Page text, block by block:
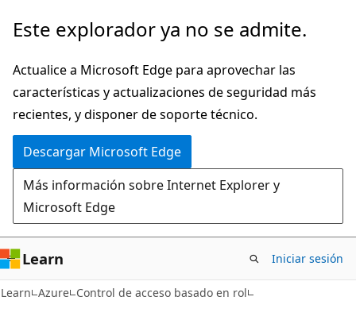
Ir
contenido
principal
Este explorador ya no se admite.
Actualice a Microsoft Edge para aprovechar las
características y actualizaciones de seguridad más
recientes, y disponer de soporte técnico.
Descargar Microsoft Edge
Más información sobre Internet Explorer y
Microsoft Edge
Learn Iniciar sesión
Learn Azure Control de acceso basado en rol